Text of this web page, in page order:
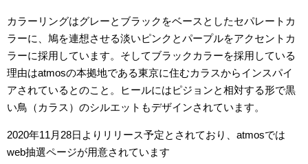
カラーリングはグレーとブラックをベースとしたセパレートカ
ラーに、鳩を連想させる淡いピンクとパープルをアクセントカ
ラーに採用しています。そしてブラックカラーを採用している
理由はatmosの本拠地である東京に住むカラスからインスパイ
アされているとのこと。ヒールにはピジョンと相対する形で黒
い鳥（カラス）のシルエットもデザインされています。
2020年11月28日よりリリース予定とされており、atmosでは
web抽選ページが用意されています